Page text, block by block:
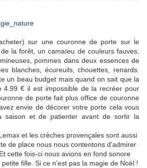
sur une couronne de porte sur le
la forêt, un camaïeu de couleurs fauves,
pommes dans deux essences de
blanches, écureuils, chouettes, renards.
un beau budget mais quand on sait que la
4.99 € il est impossible de la recréer pour
de porte fait plus office de couronne
envie de décorer votre porte cela vous
saison et de patienter avant de sortir la
et les crèches provençales sont aussi
de place nous nous contentons d'admirer
cette fois-ci nous avions en fond sonore
fille. Si ce n'est pas la magie de Noël !